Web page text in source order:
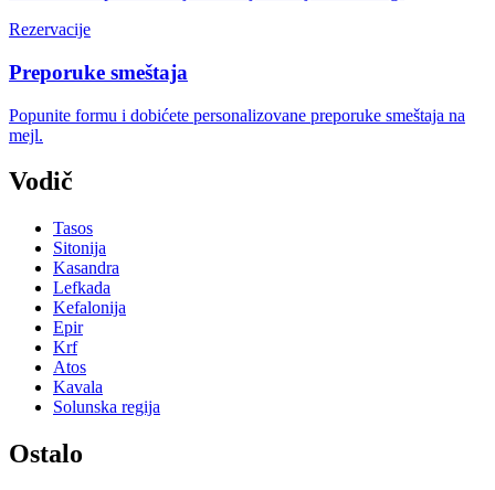
Rezervacije
Preporuke smeštaja
Popunite formu i dobićete personalizovane preporuke smeštaja na
mejl.
Vodič
Tasos
Sitonija
Kasandra
Lefkada
Kefalonija
Epir
Krf
Atos
Kavala
Solunska regija
Ostalo